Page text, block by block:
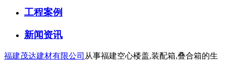
工程案例
新闻资讯
福建茂达建材有限公司 从事福建空心楼盖,装配箱,叠合箱的生